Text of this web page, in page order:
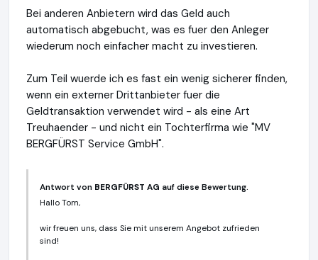
Bei anderen Anbietern wird das Geld auch
automatisch abgebucht, was es fuer den Anleger
wiederum noch einfacher macht zu investieren.
Zum Teil wuerde ich es fast ein wenig sicherer finden,
wenn ein externer Drittanbieter fuer die
Geldtransaktion verwendet wird - als eine Art
Treuhaender - und nicht ein Tochterfirma wie "MV
BERGFÜRST Service GmbH".
Antwort von BERGFÜRST AG auf diese Bewertung.
Hallo Tom,
wir freuen uns, dass Sie mit unserem Angebot zufrieden
sind!